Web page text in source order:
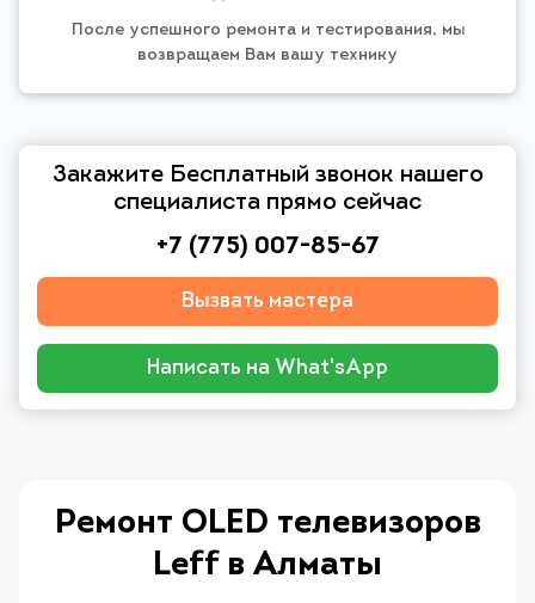
После успешного ремонта и тестирования, мы
возвращаем Вам вашу технику
Закажите Бесплатный звонок нашего
специалиста прямо сейчас
+7 (775) 007-85-67
Вызвать мастера
Написать на What'sApp
Ремонт OLED телевизоров
Leff в Алматы